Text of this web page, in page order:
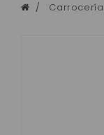
Carrocería